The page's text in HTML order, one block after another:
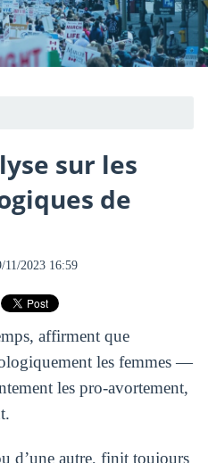
sur les
de
11/2023 16:59
affirment que
les femmes —
les pro-avortement,
d’une autre, finit toujours